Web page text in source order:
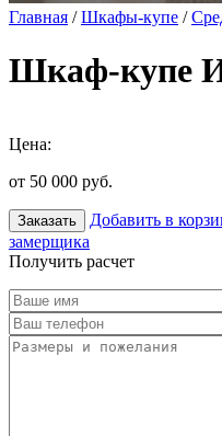
Главная /Шкафы-купе /
Шкаф-купе
Цена:
от 50 000 руб.
Заказать Добавить в
замерщика
Получить расчет